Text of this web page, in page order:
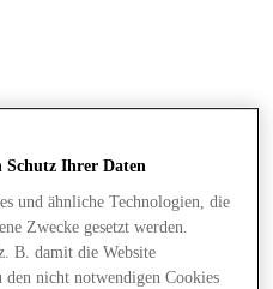
Schutz Ihrer Daten
und ähnliche Technologien, die
Zwecke gesetzt werden.
B. damit die Website
nicht notwendigen Cookies